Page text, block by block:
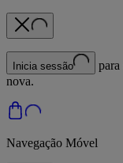
Inicia sessão
para
nova.
Navegação Móvel